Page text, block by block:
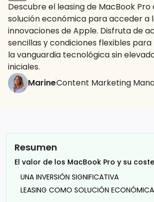
Descubre el leasing de MacBook Pro
solución económica para acceder a
innovaciones de Apple. Disfruta de
sencillas y condiciones flexibles
la vanguardia tecnológica sin
iniciales.
MarineContent Marketing
Resumen
El valor de los MacBook Pro y su coste
UNA INVERSIÓN SIGNIFICATIVA
LEASING COMO SOLUCIÓN ECONÓMICA